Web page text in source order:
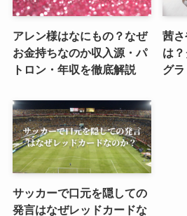
アレン様はなにもの？なぜ
お金持ちなのか収入源・パ
トロン・年収を徹底解説
茜
は
グ
サッカーで口元を隠しての
発言はなぜレッドカードな